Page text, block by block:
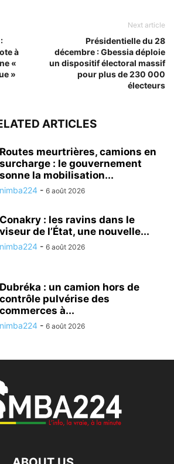
à
«
»
Next article
Présidentielle du 28
décembre : Gbessia déploie
un dispositif électoral massif
pour plus de 230 000
électeurs
ARTICLES
Routes meurtrières, camions en
surcharge : le gouvernement
sonne la mobilisation...
nimba224 - 6 août 2026
Conakry : les ravins dans le
viseur de l’État, une nouvelle...
nimba224 - 6 août 2026
Dubréka : un camion hors de
contrôle pulvérise des
commerces à...
nimba224 - 6 août 2026